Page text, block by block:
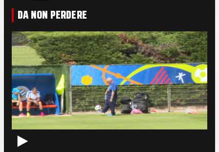
DA NON PERDERE